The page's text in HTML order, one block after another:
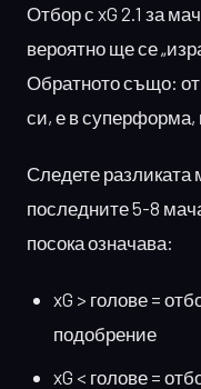
Отбор с xG 2.1 за
вероятно ще се
Обратното също:
си, е в суперформа,
Следете разликата
последните 5-8
посока означава:
xG > голове =
подобрение
xG < голове =